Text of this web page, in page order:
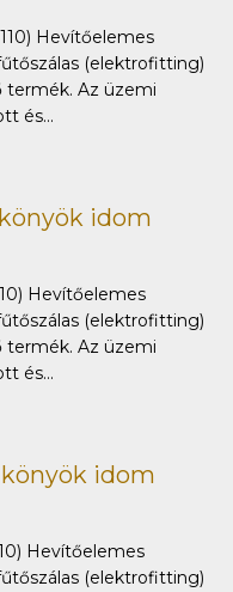
Hevítőelemes
(elektrofitting)
termék. Az üzemi
és...
idom
Hevítőelemes
(elektrofitting)
termék. Az üzemi
és...
könyök idom
Hevítőelemes
(elektrofitting)